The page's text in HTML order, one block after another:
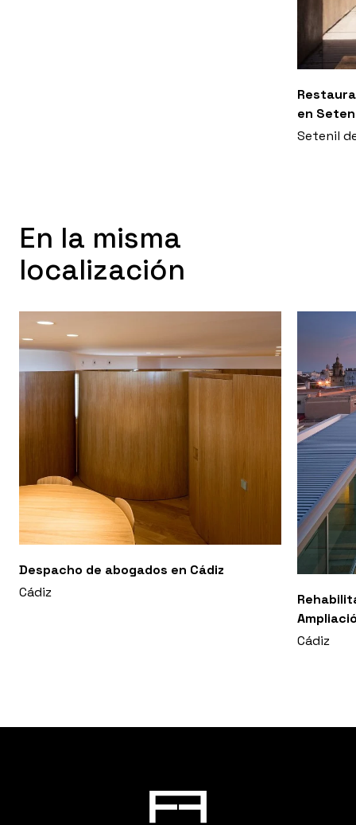
en
Setenil
En la misma
localización
Despacho de abogados en Cádiz
Cádiz
Cádiz